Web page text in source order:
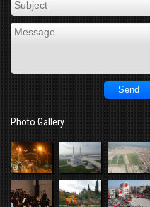
Photo Gallery